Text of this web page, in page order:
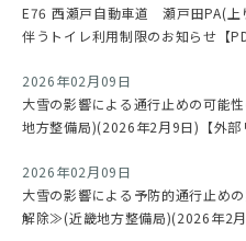
E76 西瀬戸自動車道 瀬戸田PA(上
伴うトイレ利用制限のお知らせ【
2026年02月09日
大雪の影響による通行止めの可能
地方整備局)(2026年2月9日)【外部
2026年02月09日
大雪の影響による予防的通行止め
解除≫(近畿地方整備局)(2026年2月